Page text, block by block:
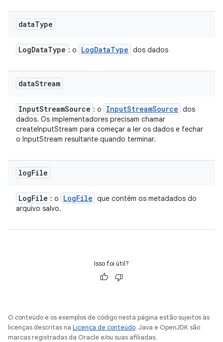
dataType
LogDataType : o LogDataType dos dados
dataStream
InputStreamSource : o InputStreamSource dos
dados. Os implementadores precisam chamar
createInputStream para começar a ler os dados e fechar
o InputStream resultante quando terminar.
logFile
LogFile : o LogFile que contém os metadados do
arquivo salvo.
Isso foi útil?
O conteúdo e os exemplos de código nesta página estão sujeitos às
licenças descritas na Licença de conteúdo. Java e OpenJDK são
marcas registradas da Oracle e/ou suas afiliadas.